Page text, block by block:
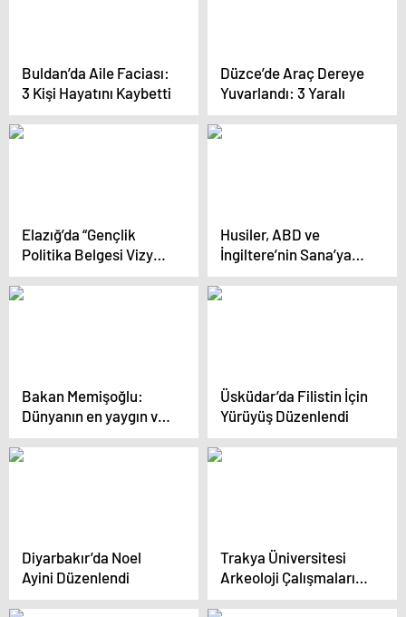
Buldan’da Aile Faciası:
3 Kişi Hayatını Kaybetti
Düzce’de Araç Dereye
Yuvarlandı: 3 Yaralı
Elazığ’da “Gençlik
Politika Belgesi Vizyon
Çalıştayı” düzenlendi
Husiler, ABD ve
İngiltere’nin Sana’ya
Hava Saldırısını
Duyurdu
Bakan Memişoğlu:
Dünyanın en yaygın ve
en iyi sağlık
hizmetlerini veriyoruz
Üsküdar’da Filistin İçin
Yürüyüş Düzenlendi
Diyarbakır’da Noel
Ayini Düzenlendi
Trakya Üniversitesi
Arkeoloji Çalışmaları
Toplandı